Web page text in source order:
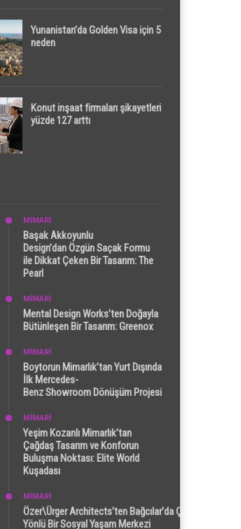
Yunanistan’da Golden Visa için 5
neden
Konut inşaat firmaları şikayetleri
yüzde 127 arttı
MİMARİ
Başak Akkoyunlu
Design’dan Özgün Saçak Formu
ile Dikkat Çeken Bir Tasarım: The
Pearl
MİMARİ
Mental Design Works’ten Doğayla
Bütünleşen Bir Tasarım: Greenox
MİMARİ
Boytorun Mimarlık’tan Yurt Dışında
İlk Mercedes-
Benz Showroom Dönüşüm Projesi
MİMARİ
Yeşim Kozanlı Mimarlık’tan
Çağdaş Tasarım ve Konforun
Buluşma Noktası: Elite World
Kuşadası
MİMARİ
Özer\Ürger Architects’ten Bağcılar’da Çok
Yönlü Bir Sosyal Yaşam Merkezi